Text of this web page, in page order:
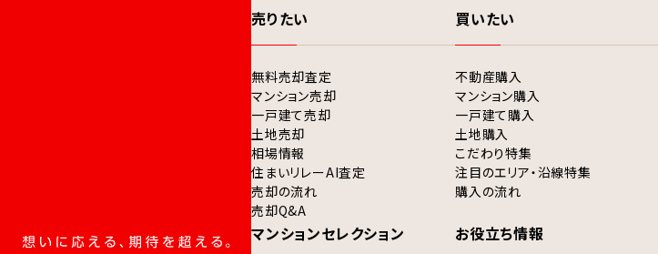
売りたい
無料売却査定
マンション売却
一戸建て売却
土地売却
相場情報
住まいリレーAI査定
売却の流れ
売却Q&A
買いたい
不動産購入
マンション購入
一戸建て購入
土地購入
こだわり特集
注目のエリア・沿線特集
購入の流れ
マンションセレクション お役立ち情報